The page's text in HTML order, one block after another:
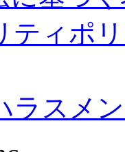
ティポ
ラスメ